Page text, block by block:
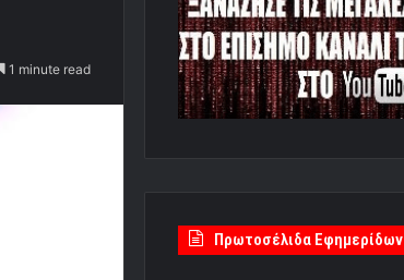
1 minute read
Πρωτοσέλιδα Εφημερίδων